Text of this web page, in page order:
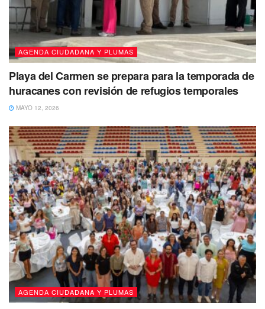
AGENDA CIUDADANA Y PLUMAS
Playa del Carmen se prepara para la temporada de
huracanes con revisión de refugios temporales
MAYO 12, 2026
AGENDA CIUDADANA Y PLUMAS